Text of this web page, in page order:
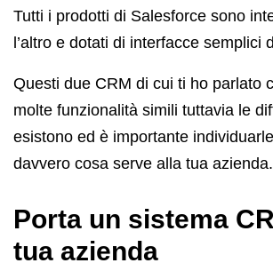
Tutti i prodotti di Salesforce sono
l’altro e dotati di interfacce semplici
Questi due CRM di cui ti ho parlato
molte funzionalità simili tuttavia le
esistono ed è importante
davvero cosa serve alla tua azienda.
Porta un sistema
tua azienda